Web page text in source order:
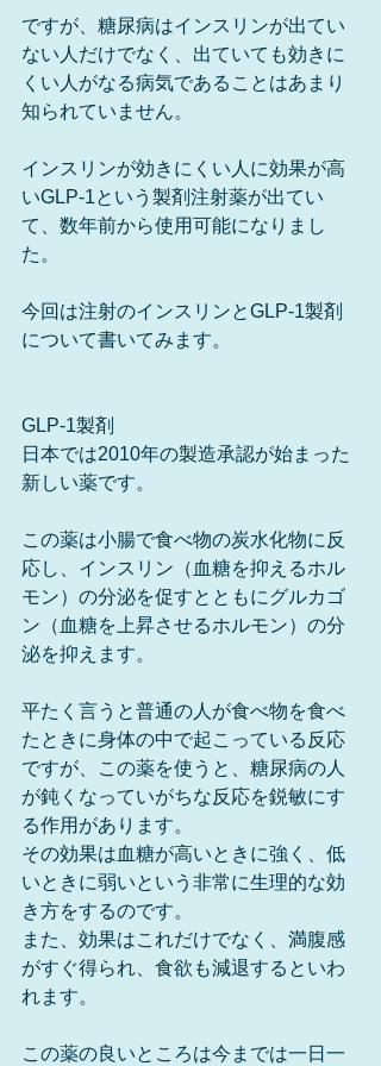
ですが、糖尿病はインスリンが出てい
ない人だけでなく、出ていても効きに
くい人がなる病気であることはあまり
知られていません。
インスリンが効きにくい人に効果が高
いGLP-1という製剤注射薬が出てい
て、数年前から使用可能になりまし
た。
今回は注射のインスリンとGLP-1製剤
について書いてみます。
GLP-1製剤
日本では2010年の製造承認が始まった
新しい薬です。
この薬は小腸で食べ物の炭水化物に反
応し、インスリン（血糖を抑えるホル
モン）の分泌を促すとともにグルカゴ
ン（血糖を上昇させるホルモン）の分
泌を抑えます。
平たく言うと普通の人が食べ物を食べ
たときに身体の中で起こっている反応
ですが、この薬を使うと、糖尿病の人
が鈍くなっていがちな反応を鋭敏にす
る作用があります。
その効果は血糖が高いときに強く、低
いときに弱いという非常に生理的な効
き方をするのです。
また、効果はこれだけでなく、満腹感
がすぐ得られ、食欲も減退するといわ
れます。
この薬の良いところは今までは一日一